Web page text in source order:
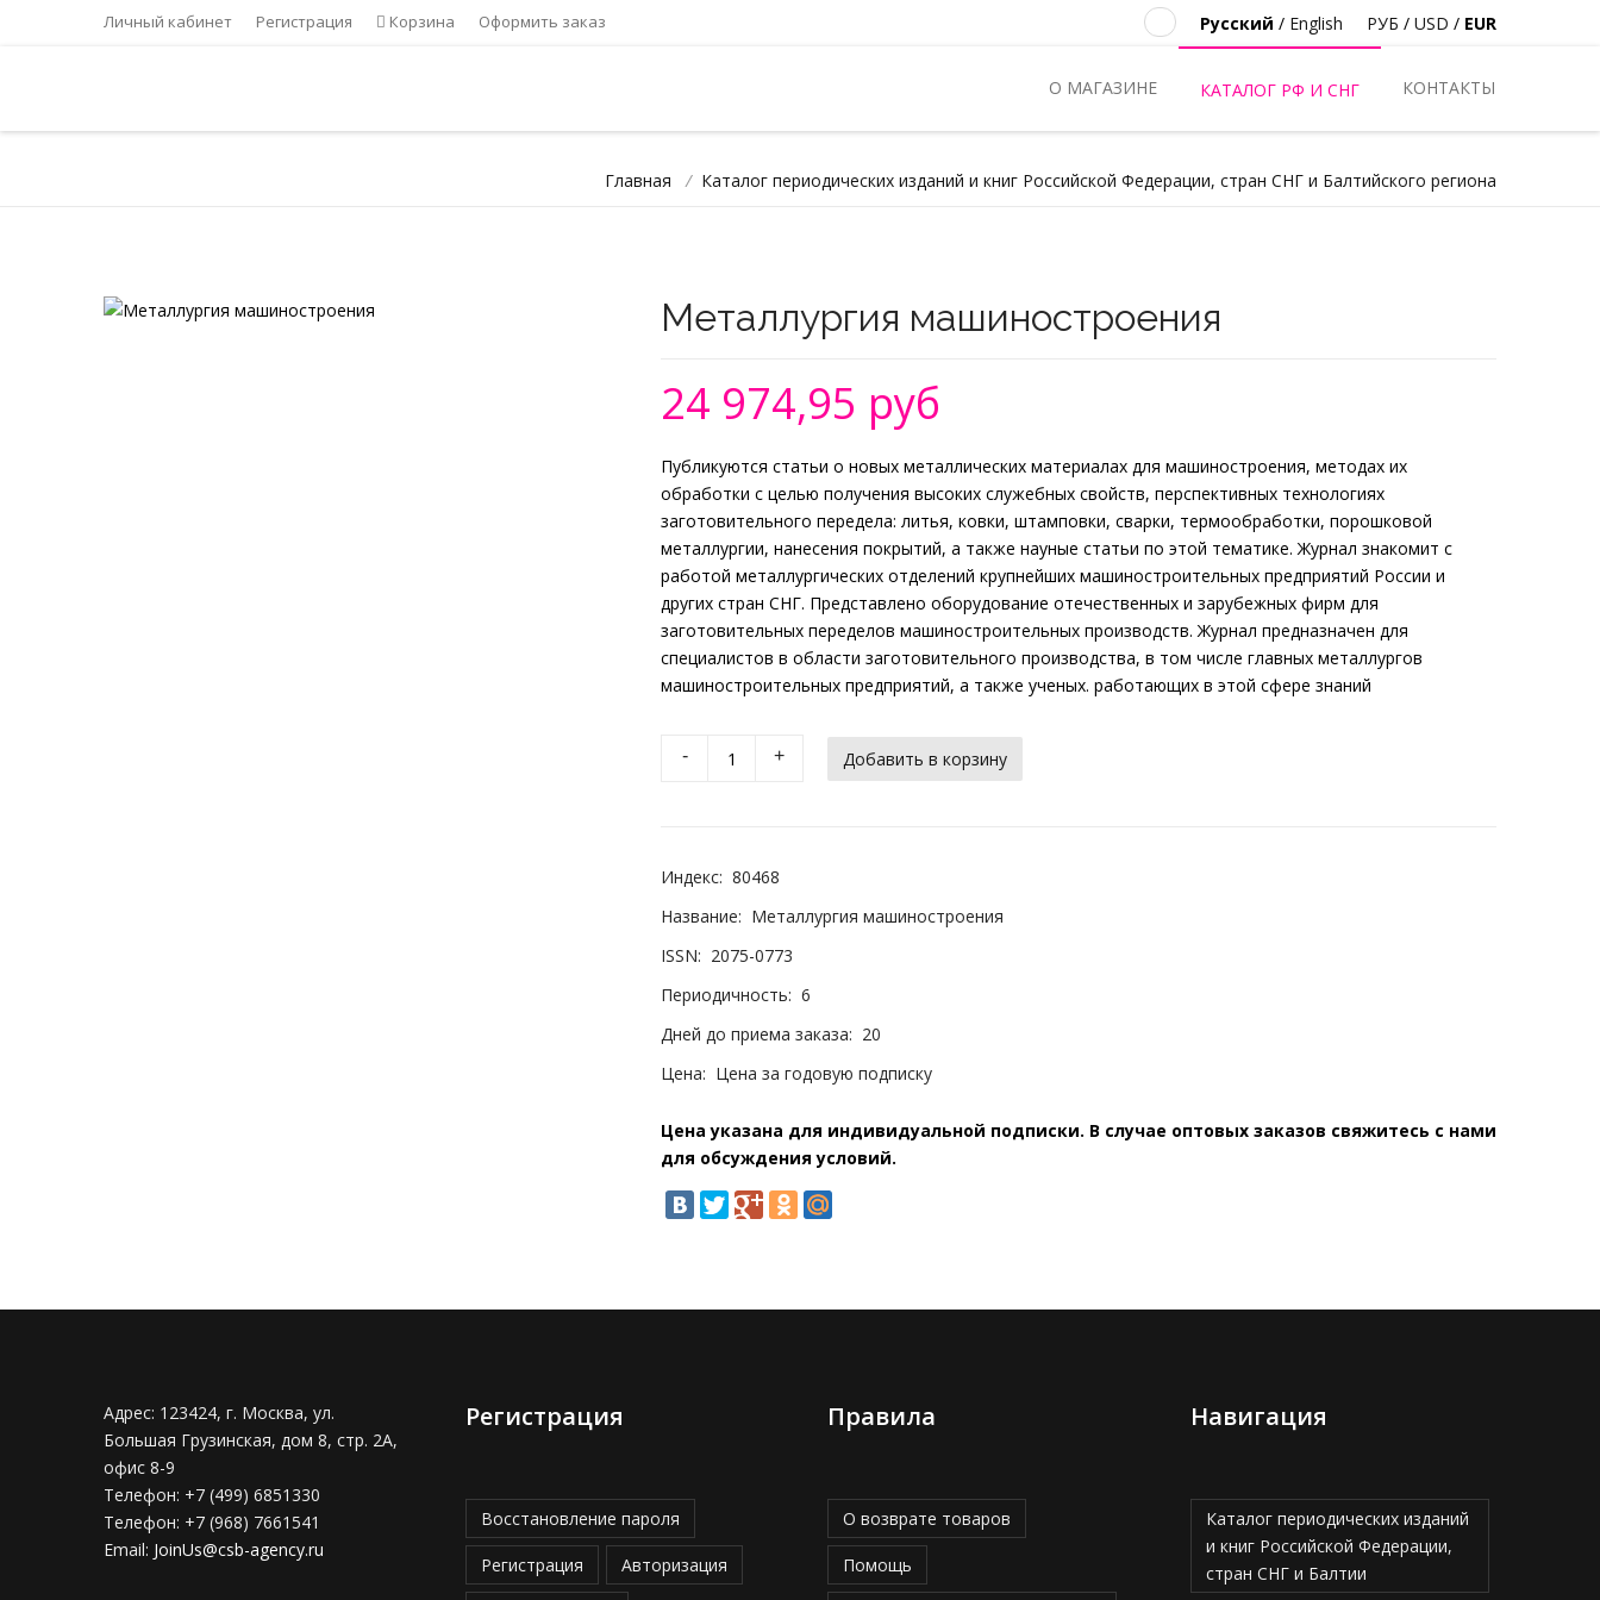
Личный кабинет Регистрация Корзина Оформить заказ РУБ / USD / EUR
Русский / English
О МАГАЗИНЕ КАТАЛОГ РФ И СНГ КОНТАКТЫ
Главная / Каталог периодических изданий и книг Российской Федерации, стран СНГ и Балтийского региона
Металлургия машиностроения
24 974,95 руб
Публикуются статьи о новых металлических материалах для машиностроения, методах их
обработки с целью получения высоких служебных свойств, перспективных технологиях
заготовительного передела: литья, ковки, штамповки, сварки, термообработки, порошковой
металлургии, нанесения покрытий, а также науные статьи по этой тематике. Журнал знакомит с
работой металлургических отделений крупнейших машиностроительных предприятий России и
других стран СНГ. Представлено оборудование отечественных и зарубежных фирм для
заготовительных переделов машиностроительных производств. Журнал предназначен для
специалистов в области заготовительного производства, в том числе главных металлургов
машиностроительных предприятий, а также ученых. работающих в этой сфере знаний
- +
Индекс: 80468
Название: Металлургия машиностроения
ISSN: 2075-0773
Периодичность: 6
Дней до приема заказа: 20
Цена: Цена за годовую подписку
Цена указана для индивидуальной подписки. В случае оптовых заказов свяжитесь с нами
для обсуждения условий.
Адрес: 123424, г. Москва, ул.
Большая Грузинская, дом 8, стр. 2А,
офис 8-9
Телефон: +7 (499) 6851330
Телефон: +7 (968) 7661541
Email: JoinUs@csb-agency.ru
Регистрация
Восстановление пароля
Регистрация Авторизация
Правила
О возврате товаров
Помощь
Навигация
Каталог периодических изданий
и книг Российской Федерации,
стран СНГ и Балтии